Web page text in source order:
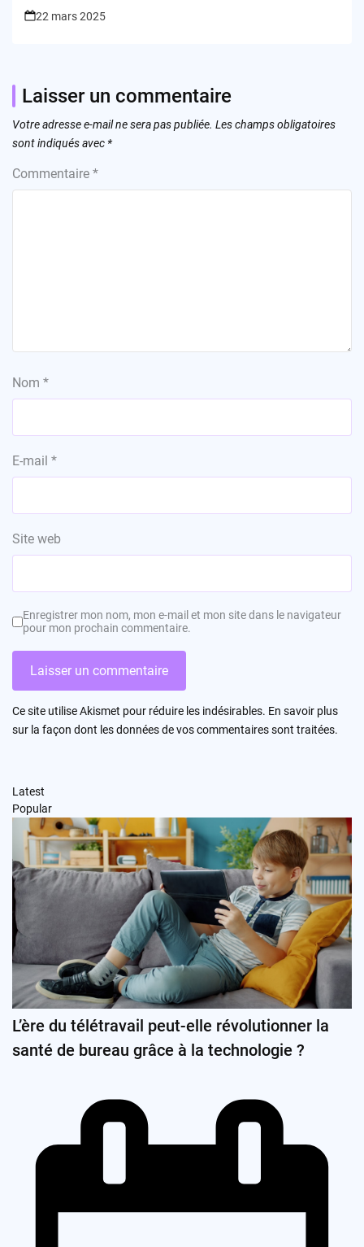
22 mars 2025
Laisser un commentaire
Votre adresse e-mail ne sera pas publiée. Les champs obligatoires
sont indiqués avec *
Commentaire *
Nom *
E-mail *
Site web
Enregistrer mon nom, mon e-mail et mon site dans le navigateur
pour mon prochain commentaire.
Ce site utilise Akismet pour réduire les indésirables. En savoir plus
sur la façon dont les données de vos commentaires sont traitées.
Latest
Popular
L’ère du télétravail peut-elle révolutionner la
santé de bureau grâce à la technologie ?